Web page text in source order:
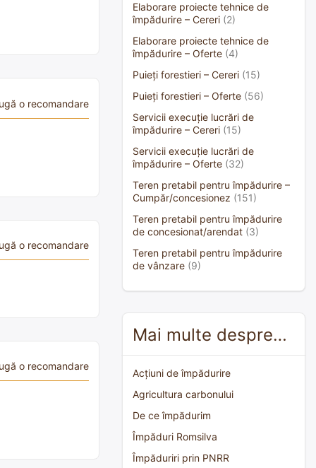
o recomandare
o recomandare
o recomandare
Elaborare proiecte tehnice de
împădurire – Cereri (2)
Elaborare proiecte tehnice de
împădurire – Oferte (4)
Puieți forestieri – Cereri (15)
Puieți forestieri – Oferte (56)
Servicii execuție lucrări de
împădurire – Cereri (15)
Servicii execuție lucrări de
împădurire – Oferte (32)
Teren pretabil pentru împădurire –
Cumpăr/concesionez (151)
Teren pretabil pentru împădurire
de concesionat/arendat (3)
Teren pretabil pentru împădurire
de vânzare (9)
Mai multe despre…
Acțiuni de împădurire
Agricultura carbonului
De ce împădurim
Împăduri Romsilva
Împăduriri prin PNRR